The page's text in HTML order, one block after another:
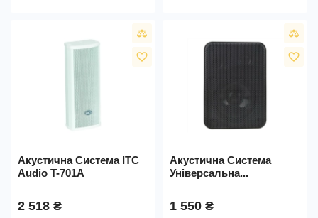
favorite_border
Акустична Система ITC
Audio T-701A
2 518 ₴
favorite_border
Акустична Система
Універсальна...
1 550 ₴